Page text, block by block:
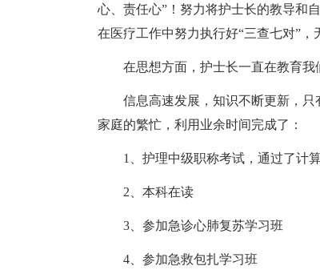
心、责任心”！努力将护士长的教导和
在医疗工作中努力执行好“三查七对”，
在思想方面，护士长一直在教育我
信息高速发展，知识不断更新，
家庭的繁忙，利用业余时间完成了：
1、护理中级职称考试，通过了计
2、本科在读
3、参加急诊心肺复苏学习班
4、参加急救包扎学习班